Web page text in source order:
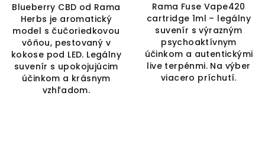
Blueberry CBD od Rama
Herbs je aromatický
model s čučoriedkovou
vôňou, pestovaný v
kokose pod LED. Legálny
suvenír s upokojujúcim
účinkom a krásnym
vzhľadom.
Rama Fuse Vape420
cartridge 1ml – legálny
suvenír s výrazným
psychoaktívnym
účinkom a autentickými
live terpénmi. Na výber
viacero príchutí.